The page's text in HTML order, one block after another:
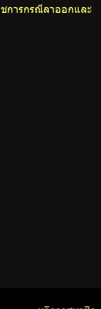
การกรณีลาออกและ